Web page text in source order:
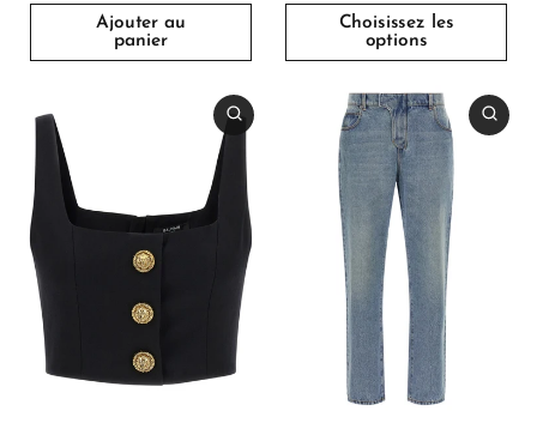
Ajouter au
panier
Choisissez les
options